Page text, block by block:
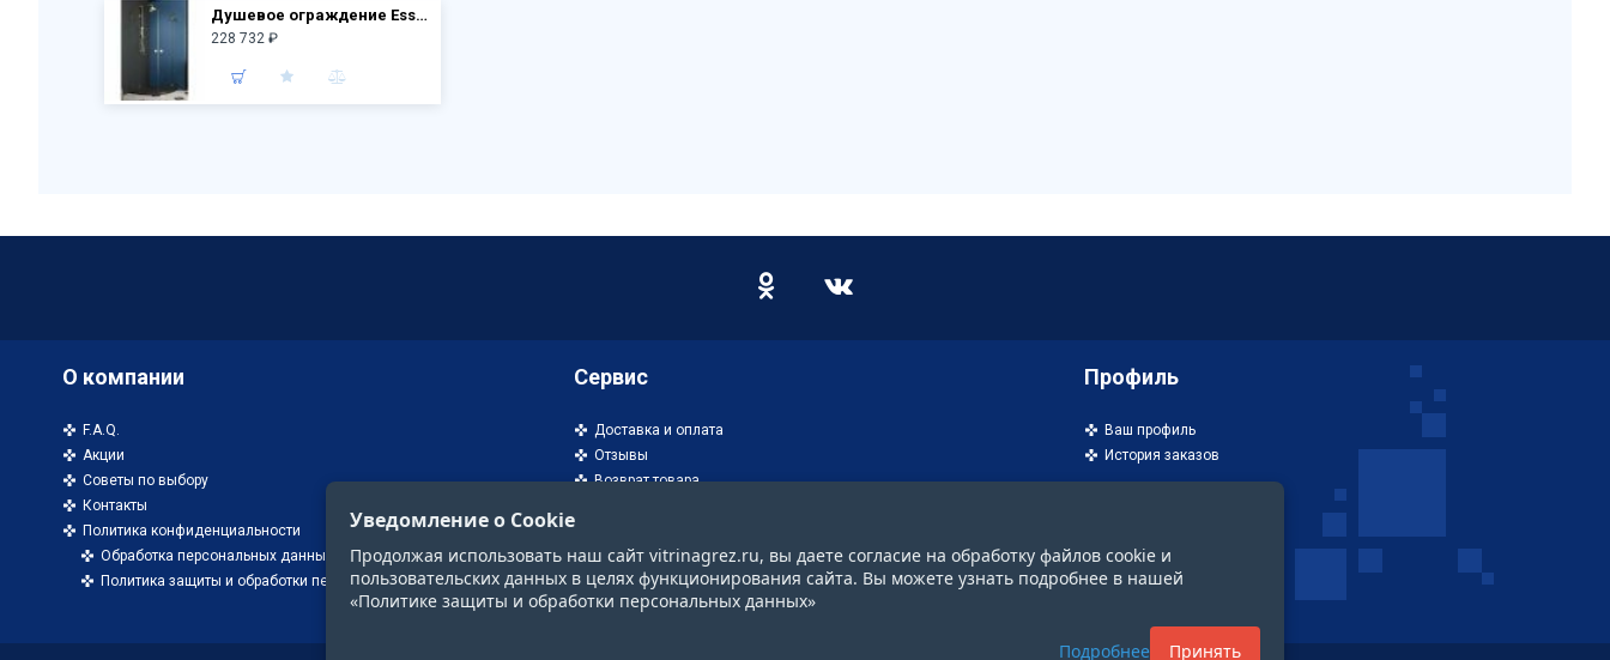
Душевое ограждение Essenza PRO Gold PDD 90х90 10095090-09-01L + 10095090-09-01R (стекло прозр.)
228 732 ₽
О компании
F.A.Q.
Акции
Советы по выбору
Контакты
Политика конфиденциальности
Обработка персональных данных
Политика защиты и обработки персональных данных
Сервис
Доставка и оплата
Отзывы
Возврат товара
Профиль
Ваш профиль
История заказов
Уведомление о Cookie
Продолжая использовать наш сайт vitrinagrez.ru, вы даете согласие на обработку файлов cookie и
пользовательских данных в целях функционирования сайта. Вы можете узнать подробнее в нашей
«Политике защиты и обработки персональных данных»
Подробнее Принять